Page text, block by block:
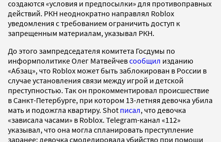
создаются «условия и предпосылки» для противоправных
действий. РКН неоднократно направлял Roblox
уведомления с требованием ограничить доступ к
запрещенным материалам, указывал РКН.
До этого зампредседателя комитета Госдумы по
информполитике Олег Матвейчевсообщил изданию
«Абзац», что Roblox может быть заблокирован в России в
случае установления связи между игрой и детской
преступностью. Так он прокомментировал происшествие
в Санкт-Петербурге, при котором 13-летняя девочка убила
мать и подожгла квартиру. Shot писал, что девочка
«зависала часами» в Roblox. Telegram-канал «112»
указывал, что она могла спланировать преступление
заранее: девочка смоделировала убийство при помощи